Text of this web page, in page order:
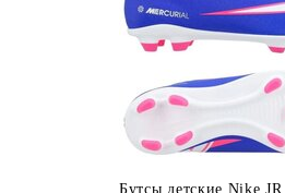
Бутсы детские Nike